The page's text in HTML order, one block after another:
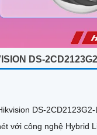
DS-
DS-
với công nghệ Hybrid